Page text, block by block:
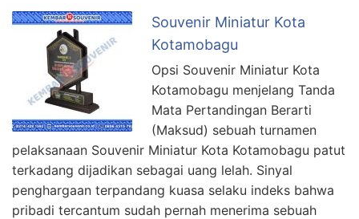
Souvenir Miniatur Kota
Kotamobagu
Opsi Souvenir Miniatur Kota
Kotamobagu menjelang Tanda
Mata Pertandingan Berarti
(Maksud) sebuah turnamen
pelaksanaan Souvenir Miniatur Kota Kotamobagu patut
terkadang dijadikan sebagai uang lelah. Sinyal
penghargaan terpandang kuasa selaku indeks bahwa
pribadi tercantum sudah pernah menerima sebuah